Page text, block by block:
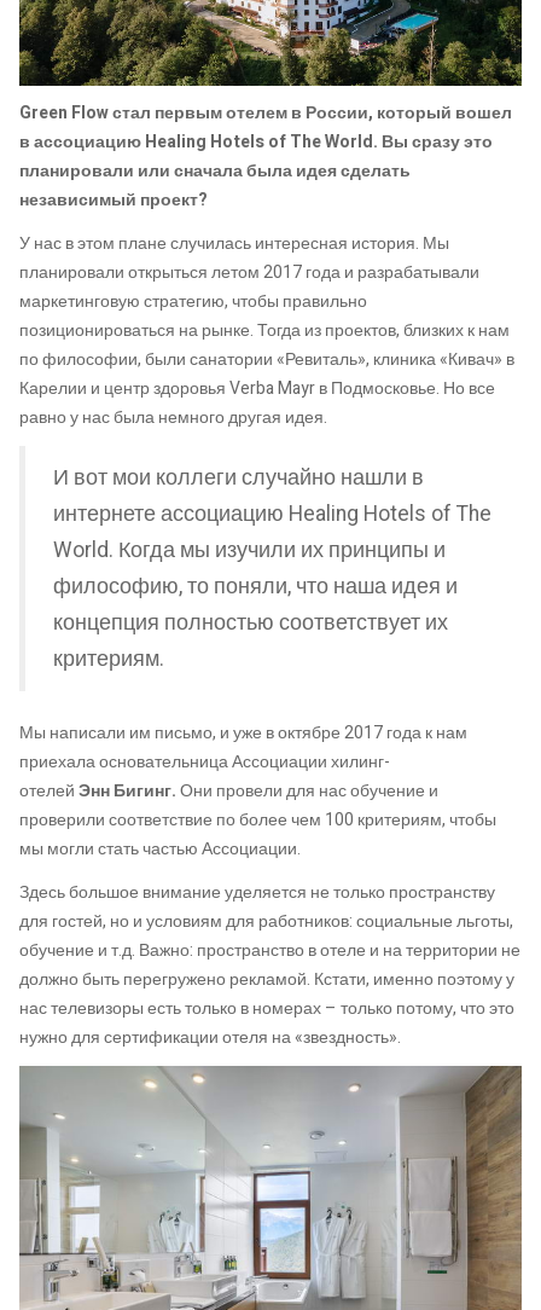
Green Flow стал первым отелем в России, который вошел
в ассоциацию Healing Hotels of The World. Вы сразу это
планировали или сначала была идея сделать
независимый проект?
У нас в этом плане случилась интересная история. Мы
планировали открыться летом 2017 года и разрабатывали
маркетинговую стратегию, чтобы правильно
позиционироваться на рынке. Тогда из проектов, близких к нам
по философии, были санатории «Ревиталь», клиника «Кивач» в
Карелии и центр здоровья Verba Mayr в Подмосковье. Но все
равно у нас была немного другая идея.
И вот мои коллеги случайно нашли в
интернете ассоциацию Healing Hotels of The
World. Когда мы изучили их принципы и
философию, то поняли, что наша идея и
концепция полностью соответствует их
критериям.
Мы написали им письмо, и уже в октябре 2017 года к нам
приехала основательница Ассоциации хилинг-
отелейЭннБигинг.Они провели для нас обучение и
проверили соответствие по более чем 100 критериям, чтобы
мы могли стать частью Ассоциации.
Здесь большое внимание уделяется не только пространству
для гостей, но и условиям для работников: социальные льготы,
обучение и т.д. Важно: пространство в отеле и на территории не
должно быть перегружено рекламой. Кстати, именно поэтому у
нас телевизоры есть только в номерах – только потому, что это
нужно для сертификации отеля на «звездность».